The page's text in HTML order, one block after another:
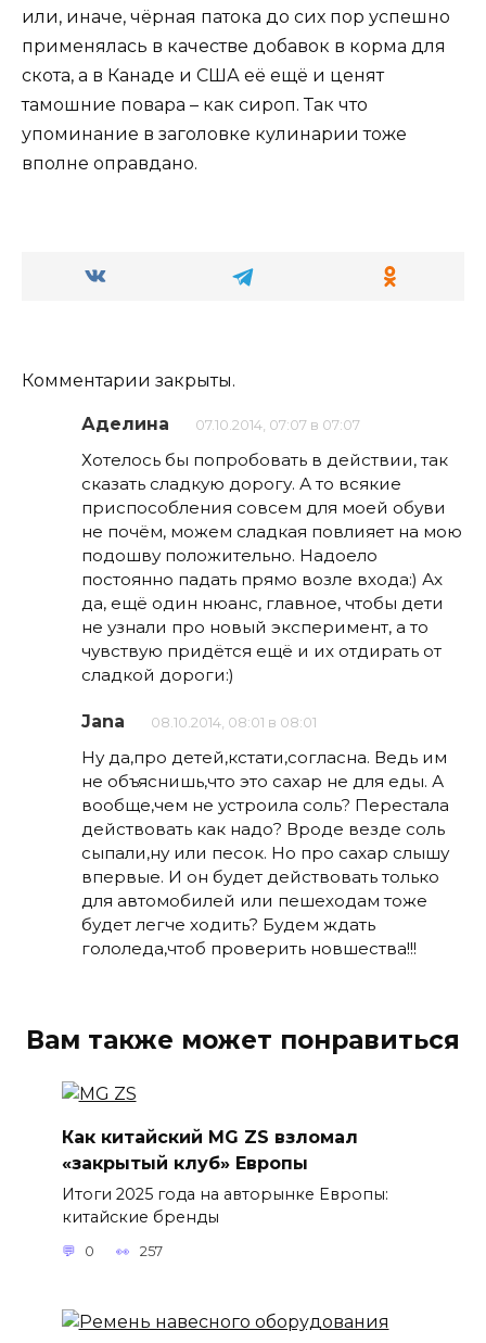
или, иначе, чёрная патока до сих пор успешно
применялась в качестве добавок в корма для
скота, а в Канаде и США её ещё и ценят
тамошние повара – как сироп. Так что
упоминание в заголовке кулинарии тоже
вполне оправдано.
Комментарии закрыты.
Аделина 07.10.2014, 07:07 в 07:07
Хотелось бы попробовать в действии, так
сказать сладкую дорогу. А то всякие
приспособления совсем для моей обуви
не почём, можем сладкая повлияет на мою
подошву положительно. Надоело
постоянно падать прямо возле входа:) Ах
да, ещё один нюанс, главное, чтобы дети
не узнали про новый эксперимент, а то
чувствую придётся ещё и их отдирать от
сладкой дороги:)
Jana 08.10.2014, 08:01 в 08:01
Ну да,про детей,кстати,согласна. Ведь им
не объяснишь,что это сахар не для еды. А
вообще,чем не устроила соль? Перестала
действовать как надо? Вроде везде соль
сыпали,ну или песок. Но про сахар слышу
впервые. И он будет действовать только
для автомобилей или пешеходам тоже
будет легче ходить? Будем ждать
гололеда,чтоб проверить новшества!!!
Вам также может понравиться
Как китайский MG ZS взломал
«закрытый клуб» Европы
Итоги 2025 года на авторынке Европы:
китайские бренды
0 257